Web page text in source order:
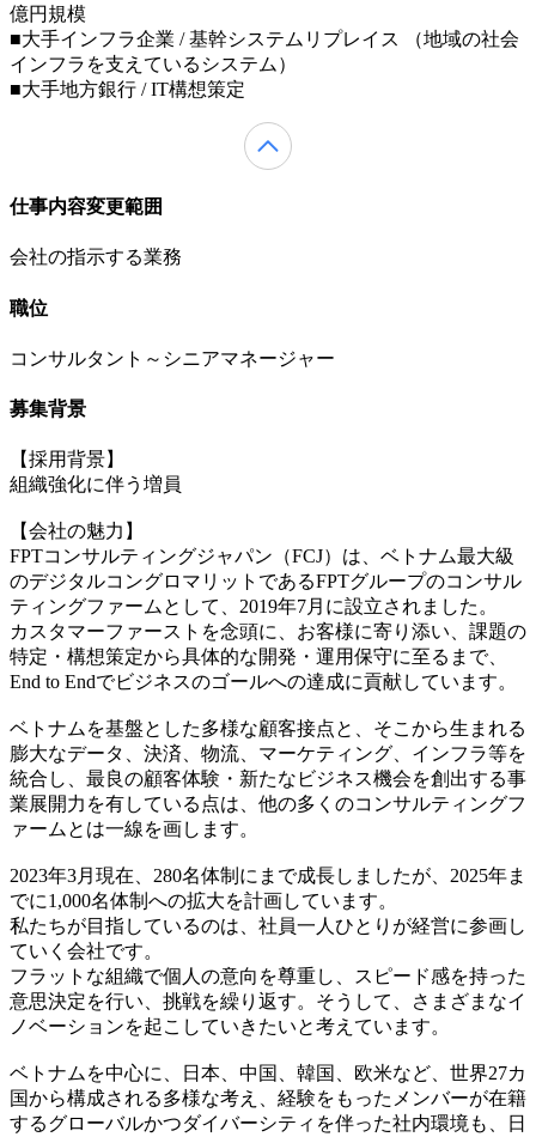
億円規模
■大手インフラ企業 / 基幹システムリプレイス （地域の社会
インフラを支えているシステム）
■大手地方銀行 / IT構想策定
仕事内容変更範囲
会社の指示する業務
職位
コンサルタント～シニアマネージャー
募集背景
【採用背景】
組織強化に伴う増員
【会社の魅力】
FPTコンサルティングジャパン（FCJ）は、ベトナム最大級
のデジタルコングロマリットであるFPTグループのコンサル
ティングファームとして、2019年7月に設立されました。
カスタマーファーストを念頭に、お客様に寄り添い、課題の
特定・構想策定から具体的な開発・運用保守に至るまで、
End to Endでビジネスのゴールへの達成に貢献しています。
ベトナムを基盤とした多様な顧客接点と、そこから生まれる
膨大なデータ、決済、物流、マーケティング、インフラ等を
統合し、最良の顧客体験・新たなビジネス機会を創出する事
業展開力を有している点は、他の多くのコンサルティングフ
ァームとは一線を画します。
2023年3月現在、280名体制にまで成長しましたが、2025年ま
でに1,000名体制への拡大を計画しています。
私たちが目指しているのは、社員一人ひとりが経営に参画し
ていく会社です。
フラットな組織で個人の意向を尊重し、スピード感を持った
意思決定を行い、挑戦を繰り返す。そうして、さまざまなイ
ノベーションを起こしていきたいと考えています。
ベトナムを中心に、日本、中国、韓国、欧米など、世界27カ
国から構成される多様な考え、経験をもったメンバーが在籍
するグローバルかつダイバーシティを伴った社内環境も、日